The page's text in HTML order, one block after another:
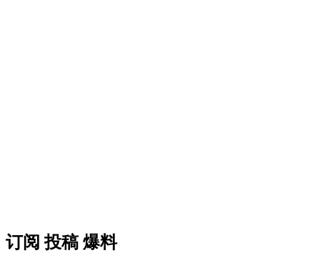
订阅 投稿 爆料